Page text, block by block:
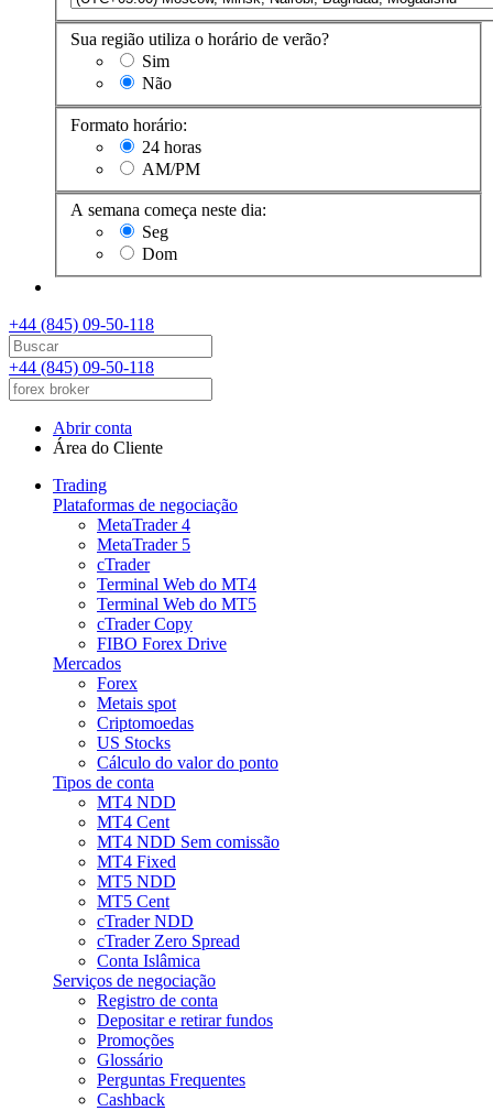
Sua região utiliza o horário de verão?
Sim
Não
Formato horário:
24 horas
AM/PM
A semana começa neste dia:
Seg
Dom
+44 (845) 09-50-118
+44 (845) 09-50-118
Abrir conta
Área do Cliente
Trading
Plataformas de negociação
MetaTrader 4
MetaTrader 5
cTrader
Terminal Web do MT4
Terminal Web do MT5
cTrader Copy
FIBO Forex Drive
Mercados
Forex
Metais spot
Criptomoedas
US Stocks
Cálculo do valor do ponto
Tipos de conta
MT4 NDD
MT4 Cent
MT4 NDD Sem comissão
MT4 Fixed
MT5 NDD
MT5 Cent
cTrader NDD
cTrader Zero Spread
Conta Islâmica
Serviços de negociação
Registro de conta
Depositar e retirar fundos
Promoções
Glossário
Perguntas Frequentes
Cashback